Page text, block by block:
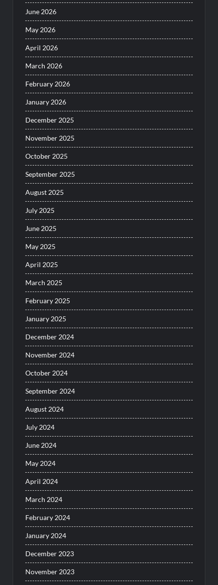
June 2026
May 2026
April 2026
March 2026
February 2026
January 2026
December 2025
November 2025
October 2025
September 2025
August 2025
July 2025
June 2025
May 2025
April 2025
March 2025
February 2025
January 2025
December 2024
November 2024
October 2024
September 2024
August 2024
July 2024
June 2024
May 2024
April 2024
March 2024
February 2024
January 2024
December 2023
November 2023